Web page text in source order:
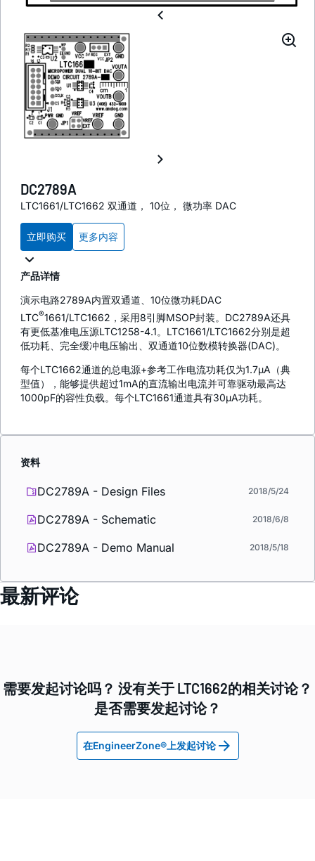
DC2789A
LTC1661/LTC1662 双通道， 10位， 微功率 DAC
立即购买 更多内容
产品详情
演示电路2789A内置双通道、10位微功耗DAC
LTC®1661/LTC1662，采用8引脚MSOP封装。DC2789A还具
有更低基准电压源LTC1258-4.1。LTC1661/LTC1662分别是超
低功耗、完全缓冲电压输出、双通道10位数模转换器(DAC)。
每个LTC1662通道的总电源+参考工作电流功耗仅为1.7µA（典
型值），能够提供超过1mA的直流输出电流并可靠驱动最高达
1000pF的容性负载。每个LTC1661通道具有30µA功耗。
资料
DC2789A - Design Files 2018/5/24
DC2789A - Schematic 2018/6/8
DC2789A - Demo Manual 2018/5/18
最新评论
需要发起讨论吗？ 没有关于 LTC1662的相关讨论？
是否需要发起讨论？
在EngineerZone®上发起讨论